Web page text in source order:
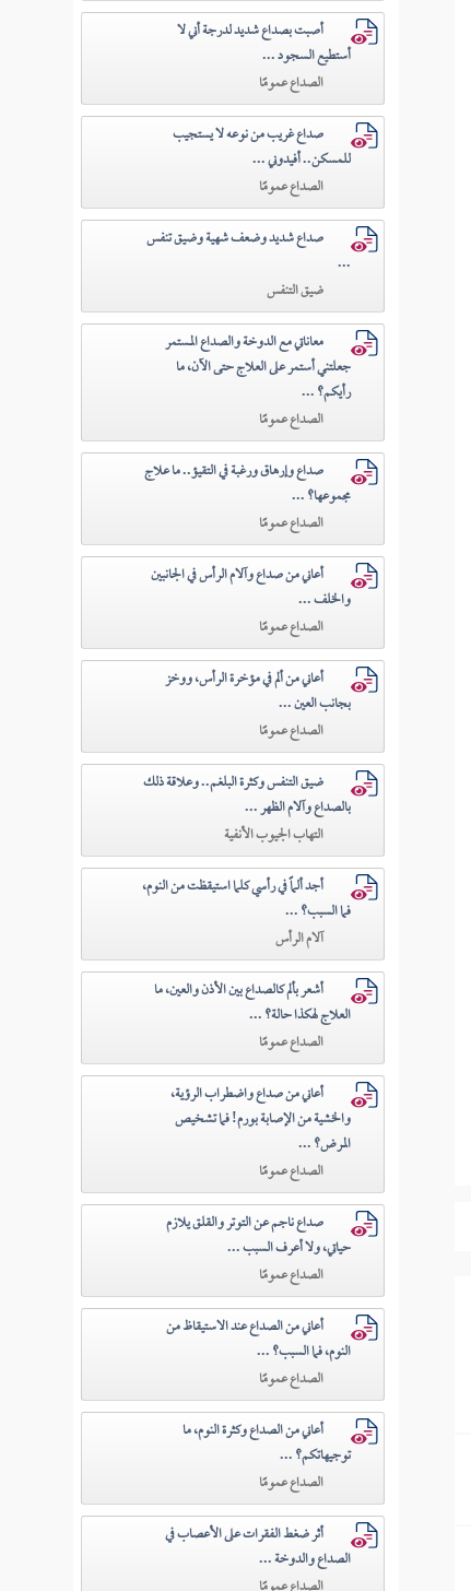
أصبت بصداع شديد لدرجة أني لا
أستطيع السجود ...
الصداع عمومًا
صداع غريب من نوعه لا يستجيب
للمسكن.. أفيدوني ...
الصداع عمومًا
صداع شديد وضعف شهية وضيق تنفس
...
ضيق التنفس
معاناتي مع الدوخة والصداع المستمر
جعلتني أستمر على العلاج حتى الآن، ما
رأيكم؟ ...
الصداع عمومًا
صداع وإرهاق ورغبة في التقيؤ.. ما علاج
مجموعها؟ ...
الصداع عمومًا
أعاني من صداع وآلام الرأس في الجانبين
والخلف ...
الصداع عمومًا
أعاني من ألم في مؤخرة الرأس، ووخز
بجانب العين ...
الصداع عمومًا
ضيق التنفس وكثرة البلغم.. وعلاقة ذلك
بالصداع وآلام الظهر ...
التهاب الجيوب الأنفية
أجد ألماً في رأسي كلما استيقظت من النوم،
فما السبب؟ ...
آلام الرأس
أشعر بألم كالصداع بين الأذن والعين، ما
العلاج لهكذا حالة؟ ...
الصداع عمومًا
أعاني من صداع واضطراب الرؤية،
والخشية من الإصابة بورم! فما تشخيص
المرض؟ ...
الصداع عمومًا
صداع ناجم عن التوتر والقلق يلازم
حياتي، ولا أعرف السبب ...
الصداع عمومًا
أعاني من الصداع عند الاستيقاظ من
النوم، فما السبب؟ ...
الصداع عمومًا
أعاني من الصداع وكثرة النوم، ما
توجيهاتكم؟ ...
الصداع عمومًا
أثر ضغط الفقرات على الأعصاب في
الصداع والدوخة ...